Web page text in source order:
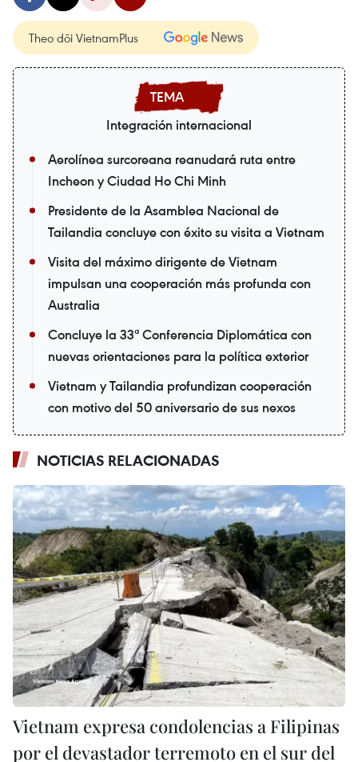
Theo dõi VietnamPlus
Integración internacional
Aerolínea surcoreana reanudará ruta entre
Incheon y Ciudad Ho Chi Minh
Presidente de la Asamblea Nacional de
Tailandia concluye con éxito su visita a Vietnam
Visita del máximo dirigente de Vietnam
impulsan una cooperación más profunda con
Australia
Concluye la 33ª Conferencia Diplomática con
nuevas orientaciones para la política exterior
Vietnam y Tailandia profundizan cooperación
con motivo del 50 aniversario de sus nexos
NOTICIAS RELACIONADAS
Vietnam expresa condolencias a Filipinas
por el devastador terremoto en el sur del